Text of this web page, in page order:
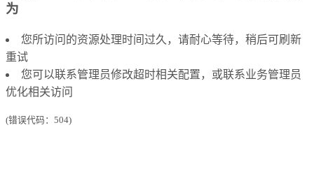
为
您所访问的资源处理时间过久，请耐心等待，稍后可刷新
重试
您可以联系管理员修改超时相关配置，或联系业务管理员
优化相关访问
(错误代码：504)